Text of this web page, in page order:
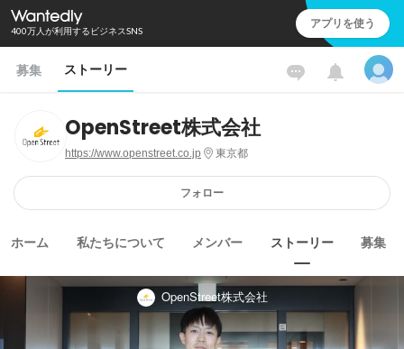
400万人が利用するビジネスSNS アプリを使う
募集 ストーリー
OpenStreet株式会社
https://www.openstreet.co.jp 東京都
フォロー
ホーム 私たちについて メンバー ストーリー 募集
OpenStreet株式会社